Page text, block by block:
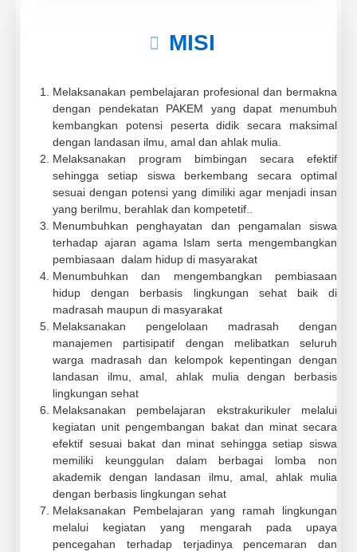
MISI
Melaksanakan pembelajaran profesional dan bermakna
dengan pendekatan PAKEM yang dapat menumbuh
kembangkan potensi peserta didik secara maksimal
dengan landasan ilmu, amal dan ahlak mulia.
Melaksanakan program bimbingan secara efektif
sehingga setiap siswa berkembang secara optimal
sesuai dengan potensi yang dimiliki agar menjadi insan
yang berilmu, berahlak dan kompetetif..
Menumbuhkan penghayatan dan pengamalan siswa
terhadap ajaran agama Islam serta mengembangkan
pembiasaan dalam hidup di masyarakat
Menumbuhkan dan mengembangkan pembiasaan
hidup dengan berbasis lingkungan sehat baik di
madrasah maupun di masyarakat
Melaksanakan pengelolaan madrasah dengan
manajemen partisipatif dengan melibatkan seluruh
warga madrasah dan kelompok kepentingan dengan
landasan ilmu, amal, ahlak mulia dengan berbasis
lingkungan sehat
Melaksanakan pembelajaran ekstrakurikuler melalui
kegiatan unit pengembangan bakat dan minat secara
efektif sesuai bakat dan minat sehingga setiap siswa
memiliki keunggulan dalam berbagai lomba non
akademik dengan landasan ilmu, amal, ahlak mulia
dengan berbasis lingkungan sehat
Melaksanakan Pembelajaran yang ramah lingkungan
melalui kegiatan yang mengarah pada upaya
pencegahan terhadap terjadinya pencemaran dan